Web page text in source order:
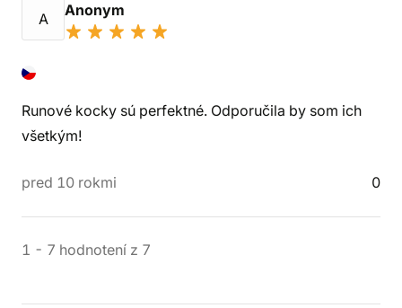
A Anonym
Runové kocky sú perfektné. Odporučila by som ich
všetkým!
pred 10 rokmi 0
1 - 7 hodnotení z 7